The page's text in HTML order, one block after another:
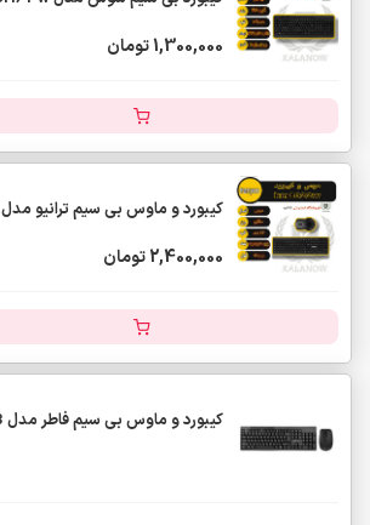
1,300,000 تومان
کیبورد و ماوس بی سیم ترانیو مدل T-KM 1022W
2,400,000 تومان
کیبورد و ماوس بی سیم فاطر مدل CWN-4000B